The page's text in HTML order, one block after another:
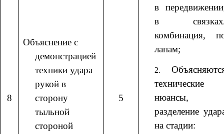
8
Объяснение с
демонстрацией
техники удара
рукой в
сторону
тыльной
стороной
5
в
в
комбинация,
лапам;
технические
нюансы,
разделение
на стадии: